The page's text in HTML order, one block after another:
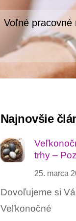
Voľné pracovné
Najnovšie
trhy –
25. marca
Dovoľujeme si
Veľkonočné